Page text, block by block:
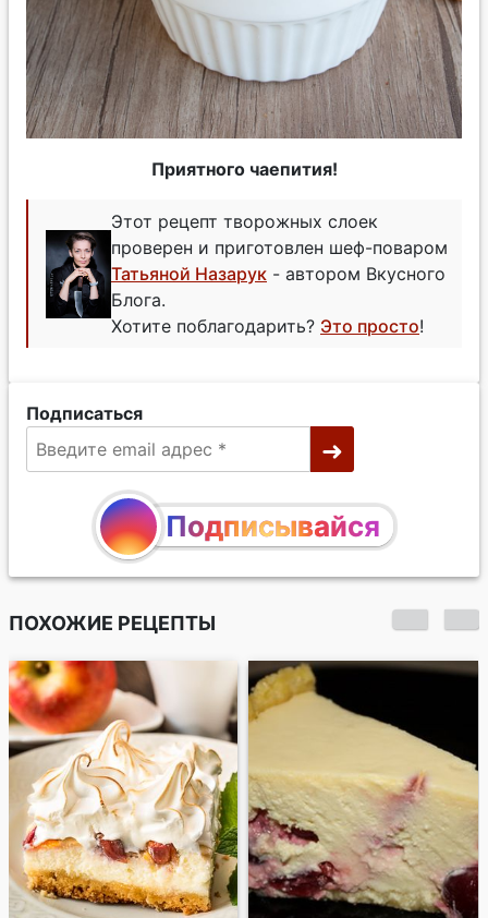
Приятного чаепития!
Этот рецепт творожных слоек
проверен и приготовлен шеф-поваром
Татьяной Назарук - автором Вкусного
Блога.
Хотите поблагодарить? Это просто!
Подписаться
Подписывайся
ПОХОЖИЕ РЕЦЕПТЫ
Творожное печенье